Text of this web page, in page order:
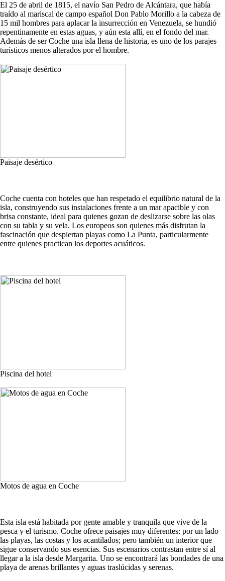
El 25 de abril de 1815, el navío San Pedro de Alcántara, que había
traído al mariscal de campo español Don Pablo Morillo a la cabeza de
15 mil hombres para aplacar la insurrección en Venezuela, se hundió
repentinamente en estas aguas, y aún esta allí, en el fondo del mar.
Además de ser Coche una isla llena de historia, es uno de los parajes
turísticos menos alterados por el hombre.
Paisaje desértico
Coche cuenta con hoteles que han respetado el equilibrio natural de la
isla, construyendo sus instalaciones frente a un mar apacible y con
brisa constante, ideal para quienes gozan de deslizarse sobre las olas
con su tabla y su vela. Los europeos son quienes más disfrutan la
fascinación que despiertan playas como La Punta, particularmente
entre quienes practican los deportes acuáticos.
Piscina del hotel
Motos de agua en Coche
Esta isla está habitada por gente amable y tranquila que vive de la
pesca y el turismo. Coche ofrece paisajes muy diferentes: por un lado
las playas, las costas y los acantilados; pero también un interior que
sigue conservando sus esencias. Sus escenarios contrastan entre sí al
llegar a la isla desde Margarita. Uno se encontrará las bondades de una
playa de arenas brillantes y aguas traslúcidas y serenas.